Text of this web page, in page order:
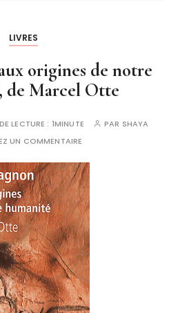
LIVRES
origines de notre
de Marcel Otte
LECTURE : 1MINUTE PAR SHAYA
UN COMMENTAIRE